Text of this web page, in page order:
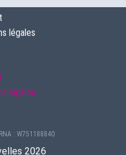
2026
: W751188840
légales
légales